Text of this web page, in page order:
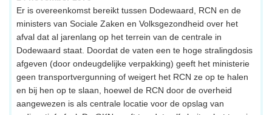
Er is overeenkomst bereikt tussen Dodewaard, RCN en de
ministers van Sociale Zaken en Volksgezondheid over het
afval dat al jarenlang op het terrein van de centrale in
Dodewaard staat. Doordat de vaten een te hoge stralingdosis
afgeven (door ondeugdelijke verpakking) geeft het ministerie
geen transportvergunning of weigert het RCN ze op te halen
en bij hen op te slaan, hoewel de RCN door de overheid
aangewezen is als centrale locatie voor de opslag van